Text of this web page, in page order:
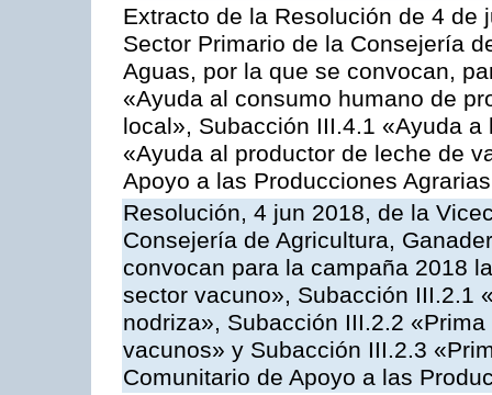
Extracto de la Resolución de 4
Sector Primario de la Consejería
Aguas, por la que se convocan,
«Ayuda al consumo humano de
local», Subacción III.4.1 «Ayuda
«Ayuda al productor de leche de
Apoyo a las Producciones
Resolución, 4 jun 2018, de la
Consejería de Agricultura,
convocan para la campaña 2018
sector vacuno», Subacción III.2.1
nodriza», Subacción III.2.2
vacunos» y Subacción III.2.3
Comunitario de Apoyo a las